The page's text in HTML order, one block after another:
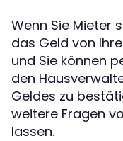
Wenn Sie Mieter
das Geld von
und Sie können
den
Geldes zu
weitere Fragen
lassen.